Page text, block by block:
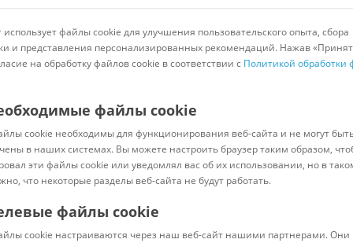
Работа и офис Авто и мото Детям и мамам Красота и
спорт
Trouver Blackton Bort Bosch Karcher Tefal
скрыть все
файлы cookie для улучшения пользовательского опыта, сбора
и представления персонализированных рекомендаций. Нажав
на обработку файлов cookie в соответствии с Политикой обработки
файлы cookie
cookie необходимы для функционирования веб-сайта и не могут
в наших системах. Вы можете настроить браузер таким образом,
эти файлы cookie или уведомлял вас об их использовании, но в
что некоторые разделы веб-сайта не будут работать.
файлы cookie
cookie настраиваются через наш веб-сайт нашими партнерами. Они